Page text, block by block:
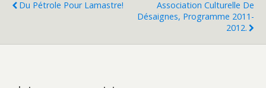
Du Pétrole Pour Lamastre!
Association Culturelle De
Désaignes, Programme 2011-
2012.